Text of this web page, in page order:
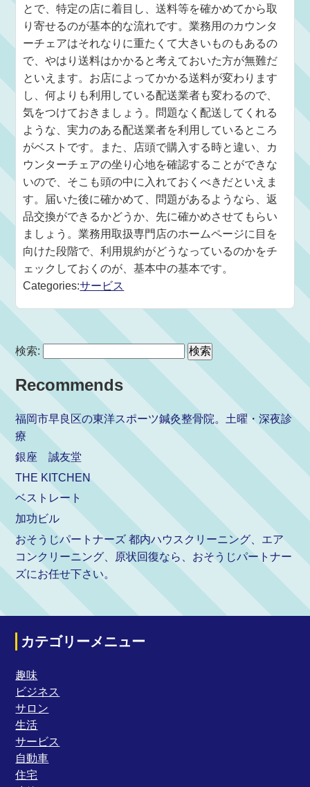
とで、特定の店に着目し、送料等を確かめてから取
り寄せるのが基本的な流れです。業務用のカウンタ
ーチェアはそれなりに重たくて大きいものもあるの
で、やはり送料はかかると考えておいた方が無難だ
といえます。お店によってかかる送料が変わります
し、何よりも利用している配送業者も変わるので、
気をつけておきましょう。問題なく配送してくれる
ような、実力のある配送業者を利用しているところ
がベストです。また、店頭で購入する時と違い、カ
ウンターチェアの坐り心地を確認することができな
いので、そこも頭の中に入れておくべきだといえま
す。届いた後に確かめて、問題があるようなら、返
品交換ができるかどうか、先に確かめさせてもらい
ましょう。業務用取扱専門店のホームページに目を
向けた段階で、利用規約がどうなっているのかをチ
ェックしておくのが、基本中の基本です。
Categories:サービス
検索:
Recommends
福岡市早良区の東洋スポーツ鍼灸整骨院。土曜・深夜診
療
銀座 誠友堂
THE KITCHEN
ベストレート
加功ビル
おそうじパートナーズ 都内ハウスクリーニング、エア
コンクリーニング、原状回復なら、おそうじパートナー
ズにお任せ下さい。
カテゴリーメニュー
趣味
ビジネス
サロン
生活
サービス
自動車
住宅